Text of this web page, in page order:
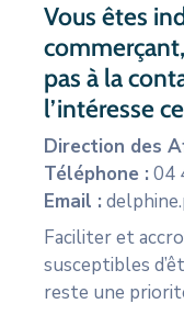
Vous êtes
pas à la
l’intéresse
Direction des
Téléphone : 04
Email :
Faciliter et
susceptibles
reste une